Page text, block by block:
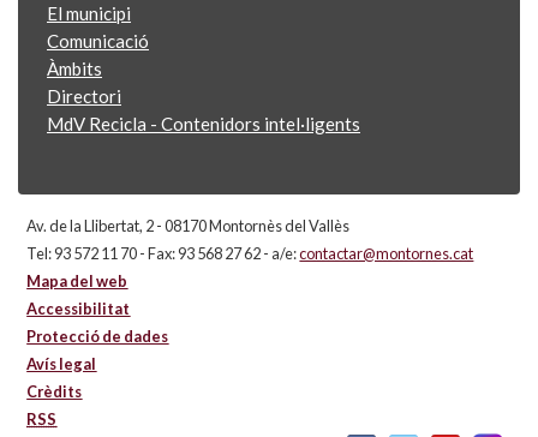
El municipi
Comunicació
Àmbits
Directori
MdV Recicla - Contenidors intel·ligents
Av. de la Llibertat, 2 - 08170 Montornès del Vallès
Tel: 93 572 11 70 - Fax: 93 568 27 62 - a/e:contactar@montornes.cat
Mapa del web
Accessibilitat
Protecció de dades
Avís legal
Crèdits
RSS